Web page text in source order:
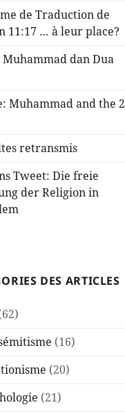
de Traduction de
11:17 … à leur place?
dan Dua
Muhammad and the 2
retransmis
Tweet: Die freie
der Religion in
DES ARTICLES
(16)
(20)
(21)